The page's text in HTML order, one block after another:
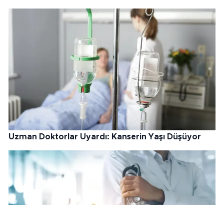
Uzman Doktorlar Uyardı: Kanserin Yaşı Düşüyor